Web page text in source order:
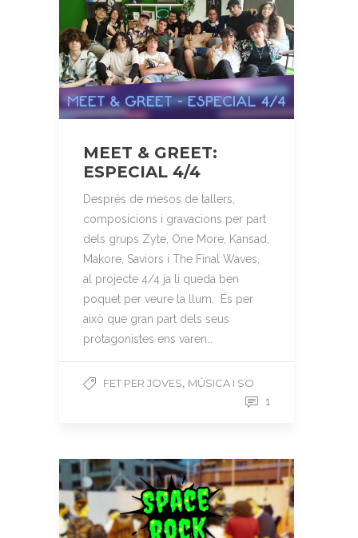
MEET & GREET:
ESPECIAL 4/4
Després de mesos de tallers,
composicions i gravacions per part
dels grups Zyte, One More, Kansad,
Makore, Saviors i The Final Waves,
al projecte 4/4 ja li queda ben
poquet per veure la llum. És per
això que gran part dels seus
protagonistes ens varen…
FET PER JOVES, MÚSICA I SO
1